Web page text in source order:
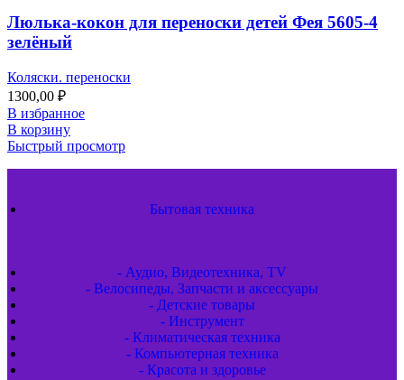
Люлька-кокон для переноски детей Фея 5605-4
зелёный
Коляски. переноски
1300,00 ₽
В избранное
В корзину
Быстрый просмотр
Бытовая техника
- Аудио, Видеотехника, TV
- Велосипеды, Запчасти и аксессуары
- Детские товары
- Инструмент
- Климатическая техника
- Компьютерная техника
- Красота и здоровье